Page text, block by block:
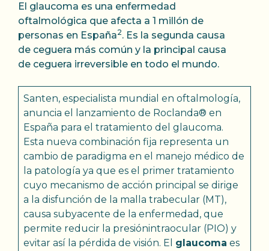
El glaucoma es una enfermedad
oftalmológica que afecta a 1 millón de
personas en España2. Es la segunda causa
de ceguera más común y la principal causa
de ceguera irreversible en todo el mundo.
Santen, especialista mundial en oftalmología,
anuncia el lanzamiento de Roclanda® en
España para el tratamiento del glaucoma.
Esta nueva combinación fija representa un
cambio de paradigma en el manejo médico de
la patología ya que es el primer tratamiento
cuyo mecanismo de acción principal se dirige
a la disfunción de la malla trabecular (MT),
causa subyacente de la enfermedad, que
permite reducir la presiónintraocular (PIO) y
evitar así la pérdida de visión. El glaucoma es